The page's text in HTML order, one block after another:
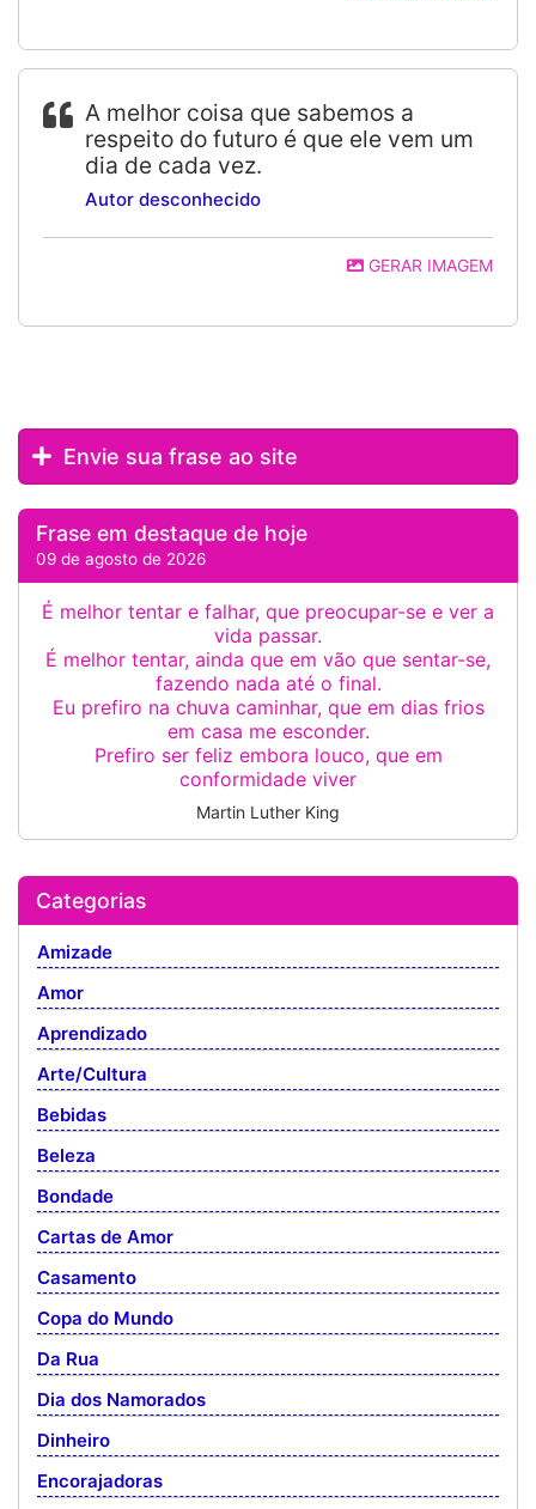
A melhor coisa que sabemos a
respeito do futuro é que ele vem um
dia de cada vez.
Autor desconhecido
GERAR IMAGEM
Envie sua frase ao site
Frase em destaque de hoje
09 de agosto de 2026
É melhor tentar e falhar, que preocupar-se e ver a
vida passar.
É melhor tentar, ainda que em vão que sentar-se,
fazendo nada até o final.
Eu prefiro na chuva caminhar, que em dias frios
em casa me esconder.
Prefiro ser feliz embora louco, que em
conformidade viver
Martin Luther King
Categorias
Amizade
Amor
Aprendizado
Arte/Cultura
Bebidas
Beleza
Bondade
Cartas de Amor
Casamento
Copa do Mundo
Da Rua
Dia dos Namorados
Dinheiro
Encorajadoras